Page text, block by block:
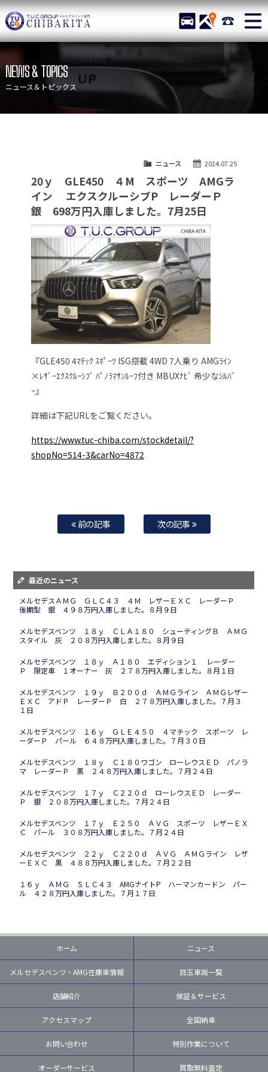
TUCグループ メルセデスベ
STOCK ACCESS 043-
ニュース
在庫リスト
目玉車両一覧
保証＆サービス
アクセスマップ
自動車保険
TUCとは？
リクルート
納車blog
スタッフblog
会社概要
NEWS & TOPICS
ニュース＆トピックス
2024.07.25
ニュース
20ｙ GLE450 ４M スポーツ AMGラ
イン エクスクルーシブP レーダーＰ
銀 698万円入庫しました。7月25日
『GLE450 4ﾏﾁｯｸ ｽﾎﾟｰﾂ ISG搭載 4WD 7人乗り AMGﾗｲﾝ
×ﾚｻﾞｰｴｸｽｸﾙｰｼﾌﾞ ﾊﾟﾉﾗﾏｻﾝﾙｰﾌ付き MBUXﾅﾋﾞ 希少なｼﾙﾊﾞ
ｰ』
詳細は下記URLをご覧ください。
https://www.tuc-chiba.com/stockdetail/?
shopNo=514-3&carNo=4872
前の記事 次の記事
最近のニュース
メルセデスＡＭＧ ＧＬＣ４３ ４Ｍ レザーＥＸＣ レーダーＰ
後期型 銀 ４９８万円入庫しました。８月９日
メルセデスベンツ １８ｙ ＣＬＡ１８０ シューティングＢ ＡＭＧ
スタイル 灰 ２０８万円入庫しました。８月９日
メルセデスベンツ １８ｙ Ａ１８０ エディション１ レーダー
Ｐ 限定車 １オーナー 灰 ２７８万円入庫しました。８月１日
メルセデスベンツ １９ｙ Ｂ２００ｄ ＡＭＧライン ＡＭＧレザー
ＥＸＣ アドＰ レーダーＰ 白 ２７８万円入庫しました。７月３
１日
メルセデスベンツ １６ｙ ＧＬＥ４５０ ４マチック スポーツ レ
ーダーＰ パール ６４８万円入庫しました。７月３０日
メルセデスベンツ １８ｙ Ｃ１８０ワゴン ローレウスＥＤ パノラ
マ レーダーＰ 黒 ２４８万円入庫しました。７月２４日
メルセデスベンツ １７ｙ Ｃ２２０ｄ ローレウスＥＤ レーダー
Ｐ 銀 ２０８万円入庫しました。７月２４日
メルセデスベンツ １７ｙ Ｅ２５０ ＡＶＧ スポーツ レザーＥＸ
Ｃ パール ３０８万円入庫しました。７月２４日
メルセデスベンツ ２２ｙ Ｃ２２０ｄ ＡＶＧ ＡＭＧライン レザ
ーＥＸＣ 黒 ４８８万円入庫しました。７月２２日
１６ｙ ＡＭＧ ＳＬＣ４３ AMGナイトP ハーマンカードン パー
ル ４２８万円入庫しました。７月１７日
ホーム ニュース
メルセデスベンツ・AMG在庫車情報 目玉車両一覧
店舗紹介 保証＆サービス
アクセスマップ 全国納車
お問い合わせ 特別作業について
オーダーサービス 買取無料査定